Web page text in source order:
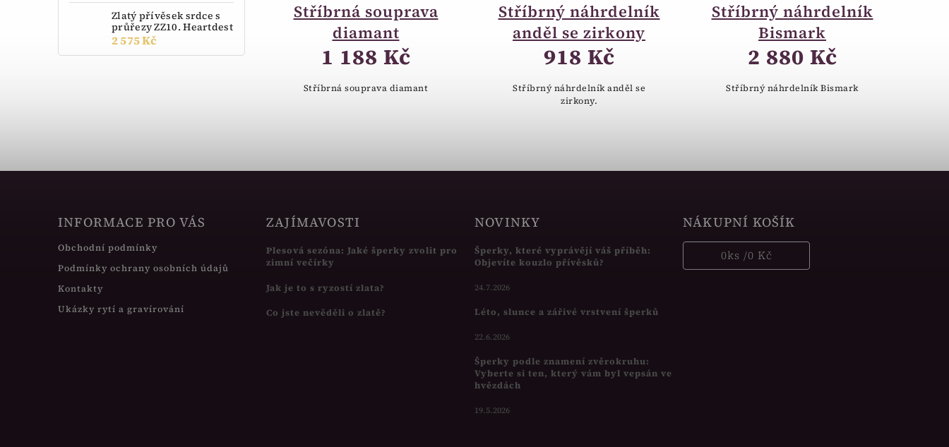
Zlatý přívěsek srdce s
průřezy ZZ10. Heartdest
2 575 Kč
Stříbrný řetízek
pancer 000.00019
od396 Kč
Stříbrná souprava
diamant
1 188 Kč
Stříbrná souprava diamant
Stříbrný náhrdelník
anděl se zirkony
918 Kč
Stříbrný náhrdelník anděl se
zirkony.
Stříbrný náhrdelník
Bismark
2 880 Kč
Stříbrný náhrdelník Bismark
INFORMACE PRO VÁS
Obchodní podmínky
Podmínky ochrany osobních údajů
Kontakty
Ukázky rytí a gravírování
ZAJÍMAVOSTI
Plesová sezóna: Jaké šperky zvolit pro
zimní večírky
Jak je to s ryzostí zlata?
Co jste nevěděli o zlatě?
NOVINKY
Šperky, které vyprávějí váš příběh:
Objevíte kouzlo přívěsků?
24.7.2026
Léto, slunce a zářivé vrstvení šperků
22.6.2026
Šperky podle znamení zvěrokruhu:
Vyberte si ten, který vám byl vepsán ve
hvězdách
19.5.2026
NÁKUPNÍ KOŠÍK
0ks /0 Kč